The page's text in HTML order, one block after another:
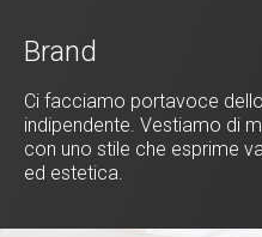
Brand
Ci facciamo portavoce
indipendente. Vestiamo di
con uno stile che esprime
ed estetica.